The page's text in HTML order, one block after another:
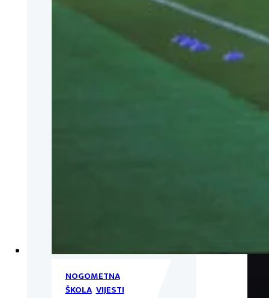
NOGOMETNA
ŠKOLA,VIJESTI